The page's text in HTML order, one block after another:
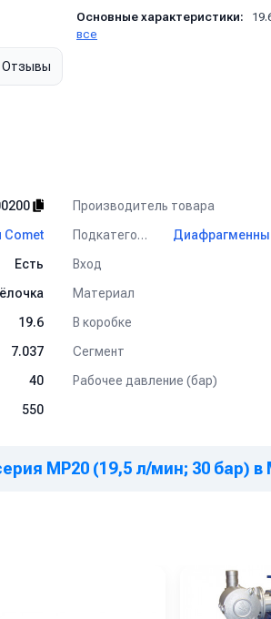
Основные характеристики:
все
Отзывы
Производитель товара
Comet Подкатегория
Есть Вход
Материал
19.6 В коробке
7.037 Сегмент
40 Рабочее давление (бар)
550
МР20 (19,5 л/мин; 30 бар) в